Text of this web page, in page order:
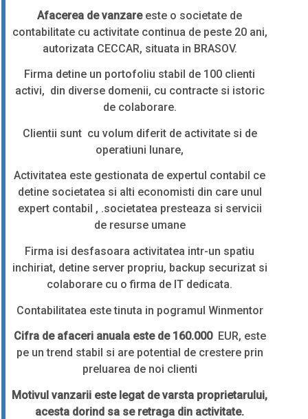
Afacerea de vanzareeste o societate de
contabilitate cu activitate continua de peste 20 ani,
autorizata CECCAR, situata in BRASOV.
Firma detine un portofoliu stabil de 100 clienti
activi, din diverse domenii, cu contracte si istoric
de colaborare.
Clientii sunt cu volum diferit de activitate si de
operatiuni lunare,
Activitatea este gestionata de expertul contabil ce
detine societatea si alti economisti din care unul
expert contabil , .societatea presteaza si servicii
de resurse umane
Firma isi desfasoara activitatea intr-un spatiu
inchiriat, detine server propriu, backup securizat si
colaborare cu o firma de IT dedicata.
Contabilitatea este tinuta in pogramul Winmentor
Cifra de afaceri anuala este de 160.000EUR, este
pe un trend stabil si are potential de crestere prin
preluarea de noi clienti
Motivul vanzarii este legat de varsta proprietarului,
acesta dorind sa se retraga din activitate.